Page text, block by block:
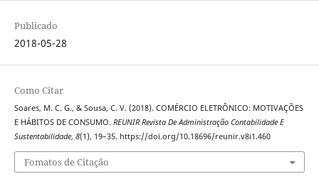
Publicado
2018-05-28
Como Citar
Soares, M. C. G., & Sousa, C. V. (2018). COMÉRCIO ELETRÔNICO: MOTIVAÇÕES
E HÁBITOS DE CONSUMO. REUNIR Revista De Administração Contabilidade E
Sustentabilidade, 8(1), 19–35. https://doi.org/10.18696/reunir.v8i1.460
Fomatos de Citação